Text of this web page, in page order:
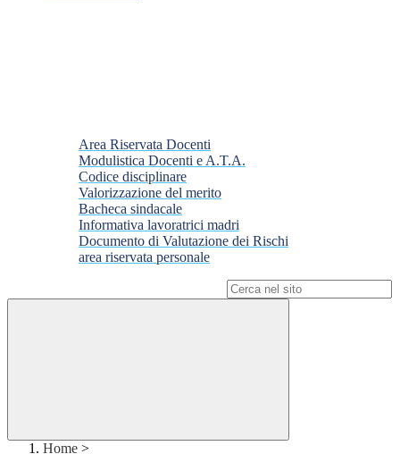
Area Riservata Docenti
Modulistica Docenti e A.T.A.
Codice disciplinare
Valorizzazione del merito
Bacheca sindacale
Informativa lavoratrici madri
Documento di Valutazione dei Rischi
area riservata personale
Home >